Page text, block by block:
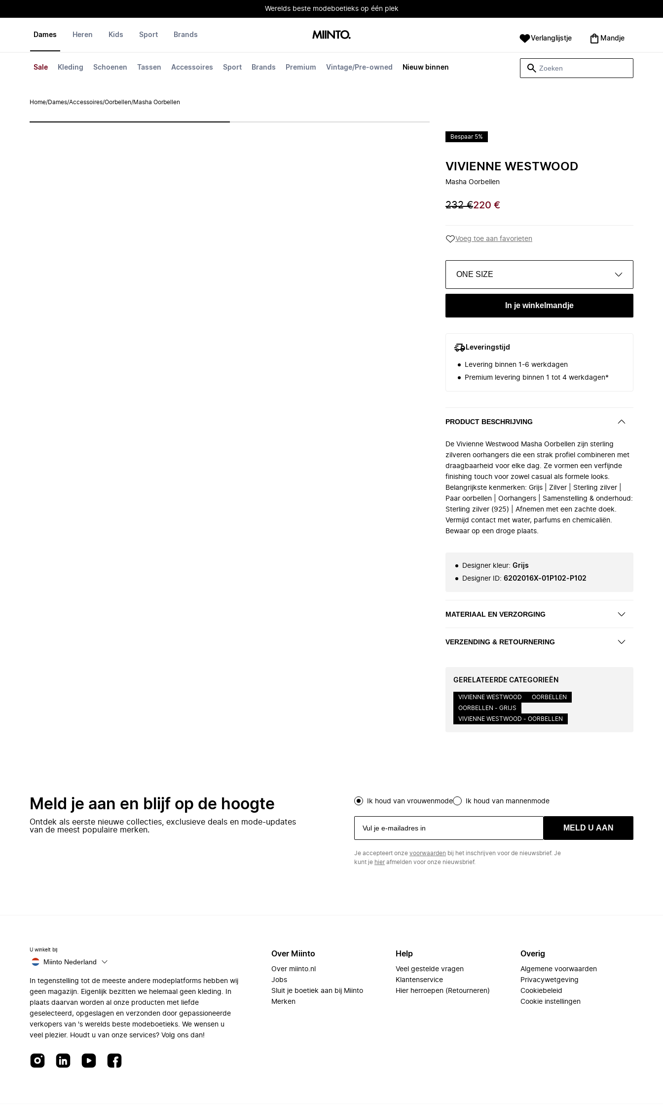
Werelds beste modeboetieks op één plek
Dames
Sale Kleding Schoenen Tassen Accessoires Sport Brands Premium Vintage/Pre-owned Nieuw binnen
Heren Kids Sport Brands Verlanglijstje Mandje
Home/Dames/Accessoires/Oorbellen/Masha Oorbellen
Bespaar 5%
VIVIENNE WESTWOOD
Masha Oorbellen
232 €220 €
Voeg toe aan favorieten
ONE SIZE
In je winkelmandje
Leveringstijd
Levering binnen 1-6 werkdagen
Premium levering binnen 1 tot 4 werkdagen*
PRODUCT BESCHRIJVING
De Vivienne Westwood Masha Oorbellen zijn sterling
zilveren oorhangers die een strak profiel combineren met
draagbaarheid voor elke dag. Ze vormen een verfijnde
finishing touch voor zowel casual als formele looks.
Belangrijkste kenmerken: Grijs | Zilver | Sterling zilver |
Paar oorbellen | Oorhangers | Samenstelling & onderhoud:
Sterling zilver (925) | Afnemen met een zachte doek.
Vermijd contact met water, parfums en chemicaliën.
Bewaar op een droge plaats.
Designer kleur: Grijs
Designer ID: 6202016X-01P102-P102
MATERIAAL EN VERZORGING
VERZENDING & RETOURNERING
GERELATEERDE CATEGORIEËN
VIVIENNE WESTWOOD
OORBELLEN
OORBELLEN - GRIJS
VIVIENNE WESTWOOD - OORBELLEN
Meld je aan en blijf op de hoogte
Ontdek als eerste nieuwe collecties, exclusieve deals en mode-updates
van de meest populaire merken.
Ik houd van vrouwenmode Ik houd van mannenmode
MELD U AAN
Je accepteert onze voorwaarden bij het inschrijven voor de nieuwsbrief. Je
kunt je hierafmelden voor onze nieuwsbrief.
U winkelt bij
Miinto Nederland
In tegenstelling tot de meeste andere modeplatforms hebben wij
geen magazijn. Eigenlijk bezitten we helemaal geen kleding. In
plaats daarvan worden al onze producten met liefde
geselecteerd, opgeslagen en verzonden door gepassioneerde
verkopers van 's werelds beste modeboetieks. We wensen u
veel plezier. Houdt u van onze services? Volg ons dan!
Over Miinto
Over miinto.nl
Jobs
Sluit je boetiek aan bij Miinto
Merken
Help
Veel gestelde vragen
Klantenservice
Hier herroepen (Retourneren)
Overig
Algemene voorwaarden
Privacywetgeving
Cookiebeleid
Cookie instellingen